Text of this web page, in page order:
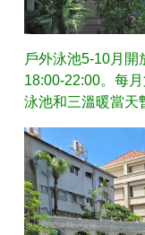
戶外泳池5-10月開
18:00-22:00。每
泳池和三溫暖當天